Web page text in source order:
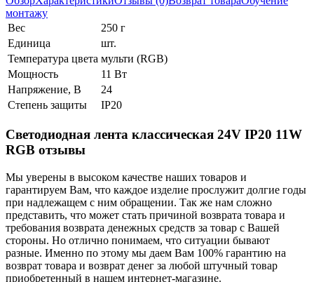
монтажу
Вес
250 г
Единица
шт.
Температура цвета мульти (RGB)
Мощность
11 Вт
Напряжение, В
24
Степень защиты
IP20
Светодиодная лента классическая 24V IP20 11W
RGB отзывы
Мы уверены в высоком качестве наших товаров и
гарантируем Вам, что каждое изделие прослужит долгие годы
при надлежащем с ним обращении. Так же нам сложно
представить, что может стать причиной возврата товара и
требования возврата денежных средств за товар с Вашей
стороны. Но отлично понимаем, что ситуации бывают
разные. Именно по этому мы даем Вам 100% гарантию на
возврат товара и возврат денег за любой штучный товар
приобретенный в нашем интернет-магазине.